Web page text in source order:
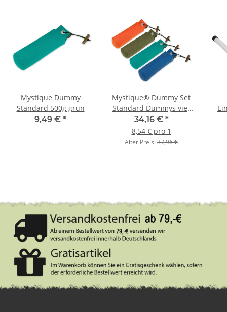
Mystique Dummy
Standard 500g grün
9,49 € *
Mystique® Dummy Set
Standard Dummys vier
Farben 4 x 500g 4Stk.
34,16 € *
8,54 € pro 1
Alter Preis:37,96 €